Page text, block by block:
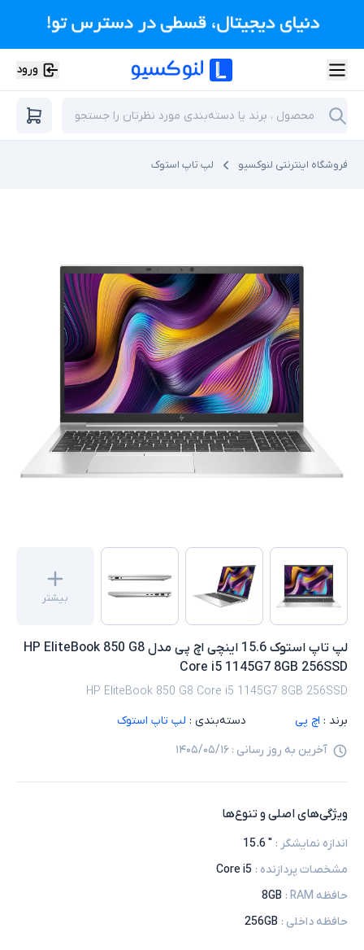
ورود
فروشگاه اینترنتی لنوکسیو لپ تاپ استوک
بیشتر
لپ تاپ استوک 15.6 اینچی اچ پی مدل HP EliteBook 850 G8
Core i5 1145G7 8GB 256SSD
HP EliteBook 850 G8 Core i5 1145G7 8GB 256SSD
برند : اچ پی دسته‌بندی : لپ تاپ استوک
آخرین به روز رسانی : ۱۴۰۵/۰۵/۱۶
ویژگی‌های اصلی و تنوع‌ها
اندازه نمایشگر :
" 15.6
مشخصات پردازنده :
Core i5
حافظه RAM
:
8GB
حافظه داخلی :
256GB